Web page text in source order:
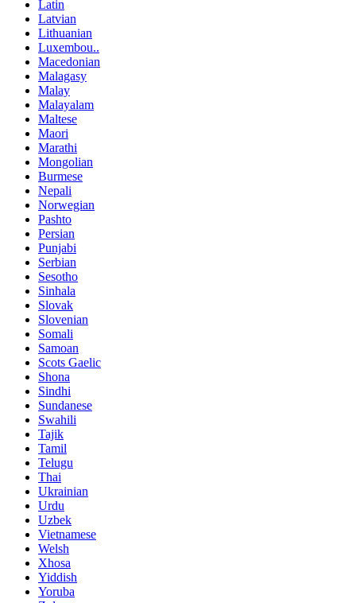
Latin
Latvian
Lithuanian
Luxembou..
Macedonian
Malagasy
Malay
Malayalam
Maltese
Maori
Marathi
Mongolian
Burmese
Nepali
Norwegian
Pashto
Persian
Punjabi
Serbian
Sesotho
Sinhala
Slovak
Slovenian
Somali
Samoan
Scots Gaelic
Shona
Sindhi
Sundanese
Swahili
Tajik
Tamil
Telugu
Thai
Ukrainian
Urdu
Uzbek
Vietnamese
Welsh
Xhosa
Yiddish
Yoruba